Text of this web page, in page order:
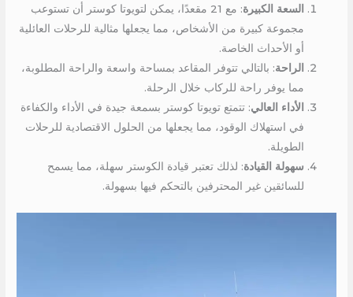
السعة الكبيرة
: مع 21 مقعدًا، يمكن لتويوتا كوستر أن تستوعب
مجموعة كبيرة من الأشخاص، مما يجعلها مثالية للرحلات العائلية
أو الأحداث الخاصة.
الراحة: بالتالي تتوفر المقاعد بمساحة واسعة والراحة المطلوبة،
مما يوفر راحة للركاب خلال الرحلة.
الأداء العالي: تتمتع تويوتا كوستر بسمعة جيدة في الأداء والكفاءة
في استهلاك الوقود، مما يجعلها من الحلول الاقتصادية للرحلات
الطويلة.
سهولة القيادة: لذلك تعتبر قيادة الكوستر سهلة، مما يسمح
للسائقين غير المحترفين بالتحكم فيها بسهولة.